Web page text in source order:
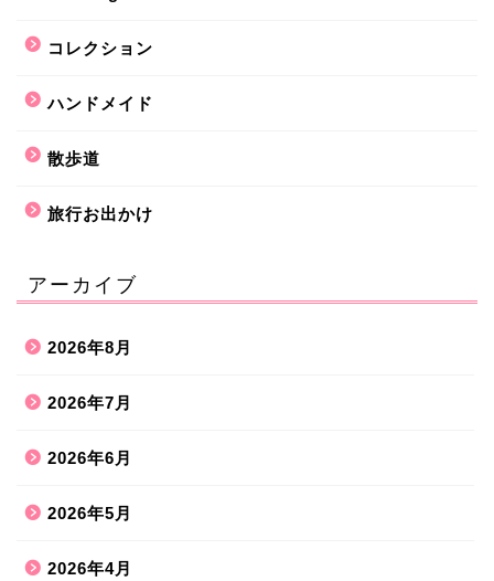
コレクション
ハンドメイド
散歩道
旅行お出かけ
アーカイブ
2026年8月
2026年7月
2026年6月
2026年5月
2026年4月